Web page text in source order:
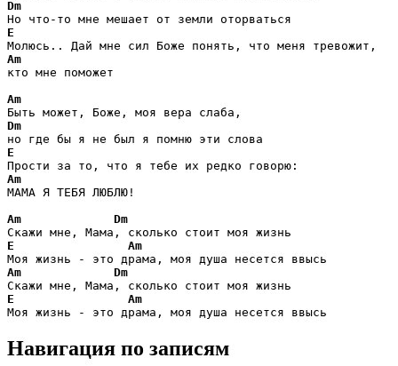
Dm
E
Am
кто мне поможет
Am
Dm
E
Am
МАМА Я ТЕБЯ ЛЮБЛЮ!
Am
Dm
E
Am
Am
Dm
E
Am
Моя жизнь - это драма, моя душа несется ввысь
Навигация по записям